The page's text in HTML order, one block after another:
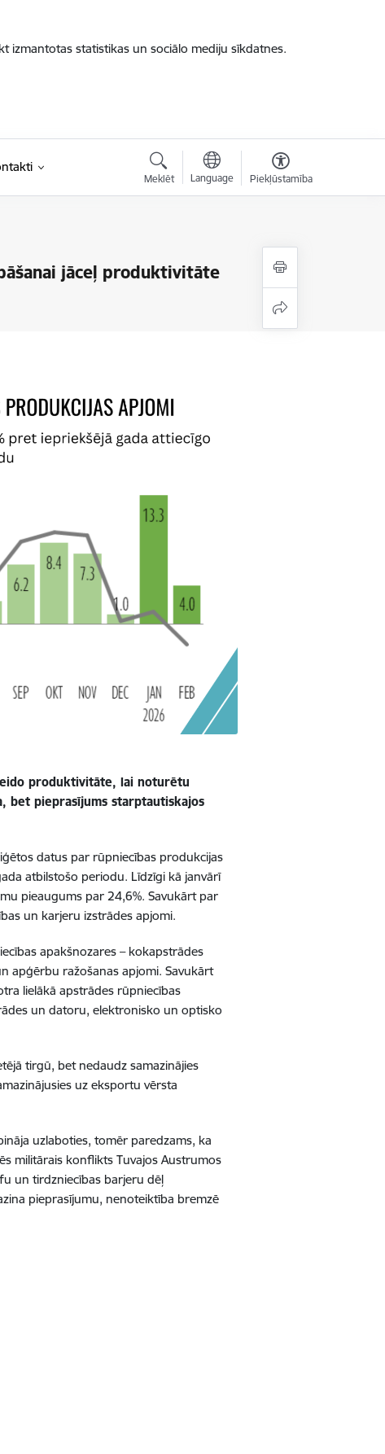
izmantotas statistikas un sociālo mediju sīkdatnes.
Meklēt Language Piekļūstamība
jāceļ produktivitāte
produktivitāte, lai noturētu
bet pieprasījums starptautiskajos
datus par rūpniecības produkcijas
atbilstošo periodu. Līdzīgi kā janvārī
pieaugums par 24,6%. Savukārt par
un karjeru izstrādes apjomi.
apakšnozares – kokapstrādes
apģērbu ražošanas apjomi. Savukārt
lielākā apstrādes rūpniecības
un datoru, elektronisko un optisko
tirgū, bet nedaudz samazinājies
uz eksportu vērsta
uzlaboties, tomēr paredzams, ka
militārais konflikts Tuvajos Austrumos
un tirdzniecības barjeru dēļ
pieprasījumu, nenoteiktība bremzē